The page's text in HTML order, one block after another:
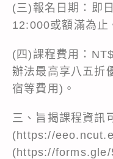
(三)報名日期：即
12:000或額滿為止
(四)課程費用：
辦法最高享八五折
宿等費用)。
三、旨揭課程資訊
(https://
(https://forms.gle/